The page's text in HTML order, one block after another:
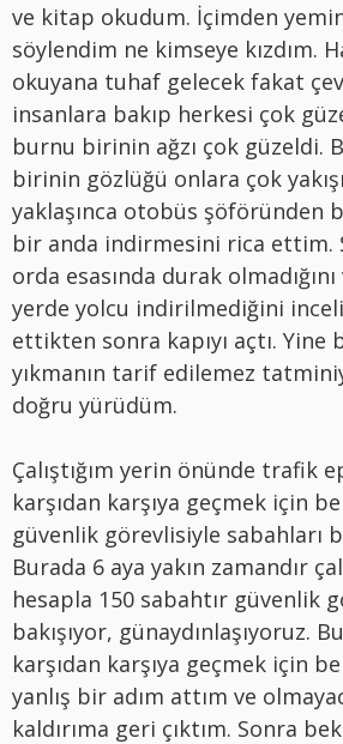
ve kitap okudum. İçimden
söylendim ne kimseye kızdım.
okuyana tuhaf gelecek fakat
insanlara bakıp herkesi çok
burnu birinin ağzı çok güzeldi.
birinin gözlüğü onlara çok
yaklaşınca otobüs şöföründen
bir anda indirmesini rica ettim.
orda esasında durak
yerde yolcu indirilmediğini
ettikten sonra kapıyı açtı. Yine
yıkmanın tarif edilemez
doğru yürüdüm.
Çalıştığım yerin önünde trafik
karşıdan karşıya geçmek için
güvenlik görevlisiyle sabahları
Burada 6 aya yakın zamandır
hesapla 150 sabahtır güvenlik
bakışıyor, günaydınlaşıyoruz.
karşıdan karşıya geçmek için
yanlış bir adım attım ve
kaldırıma geri çıktım. Sonra